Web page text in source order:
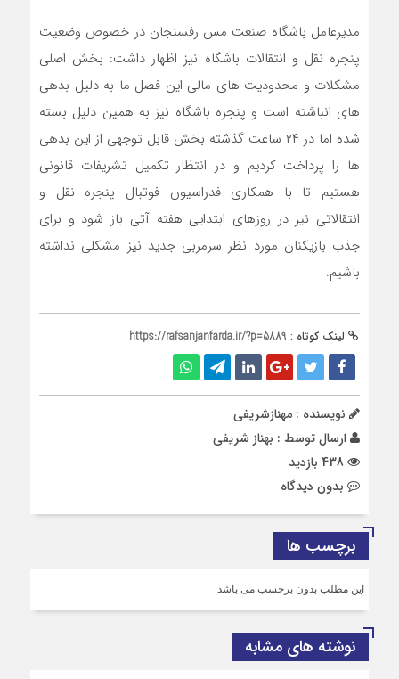
مديرعامل باشگاه صنعت مس رفسنجان در خصوص وضعيت
پنجره نقل و انتقالات باشگاه نيز اظهار داشت: بخش اصلى
مشكلات و محدوديت هاى مالى اين فصل ما به دليل بدهى
هاى انباشته است و پنجره باشگاه نيز به همين دليل بسته
شده اما در ٢٤ ساعت گذشته بخش قابل توجهى از اين بدهى
ها را پرداخت كرديم و در انتظار تكميل تشريفات قانونى
هستيم تا با همكارى فدراسيون فوتبال پنجره نقل و
انتقالاتى نيز در روزهاى ابتدايى هفته آتى باز شود و براى
جذب بازيكنان مورد نظر سرمربى جديد نيز مشكلى نداشته
باشيم.
لینک کوتاه : https://rafsanjanfarda.ir/?p=5889
نویسنده : مهنازشریفی
ارسال توسط : بهناز شریفی
بدون دیدگاه
برچسب ها
این مطلب بدون برچسب می باشد.
نوشته های مشابه